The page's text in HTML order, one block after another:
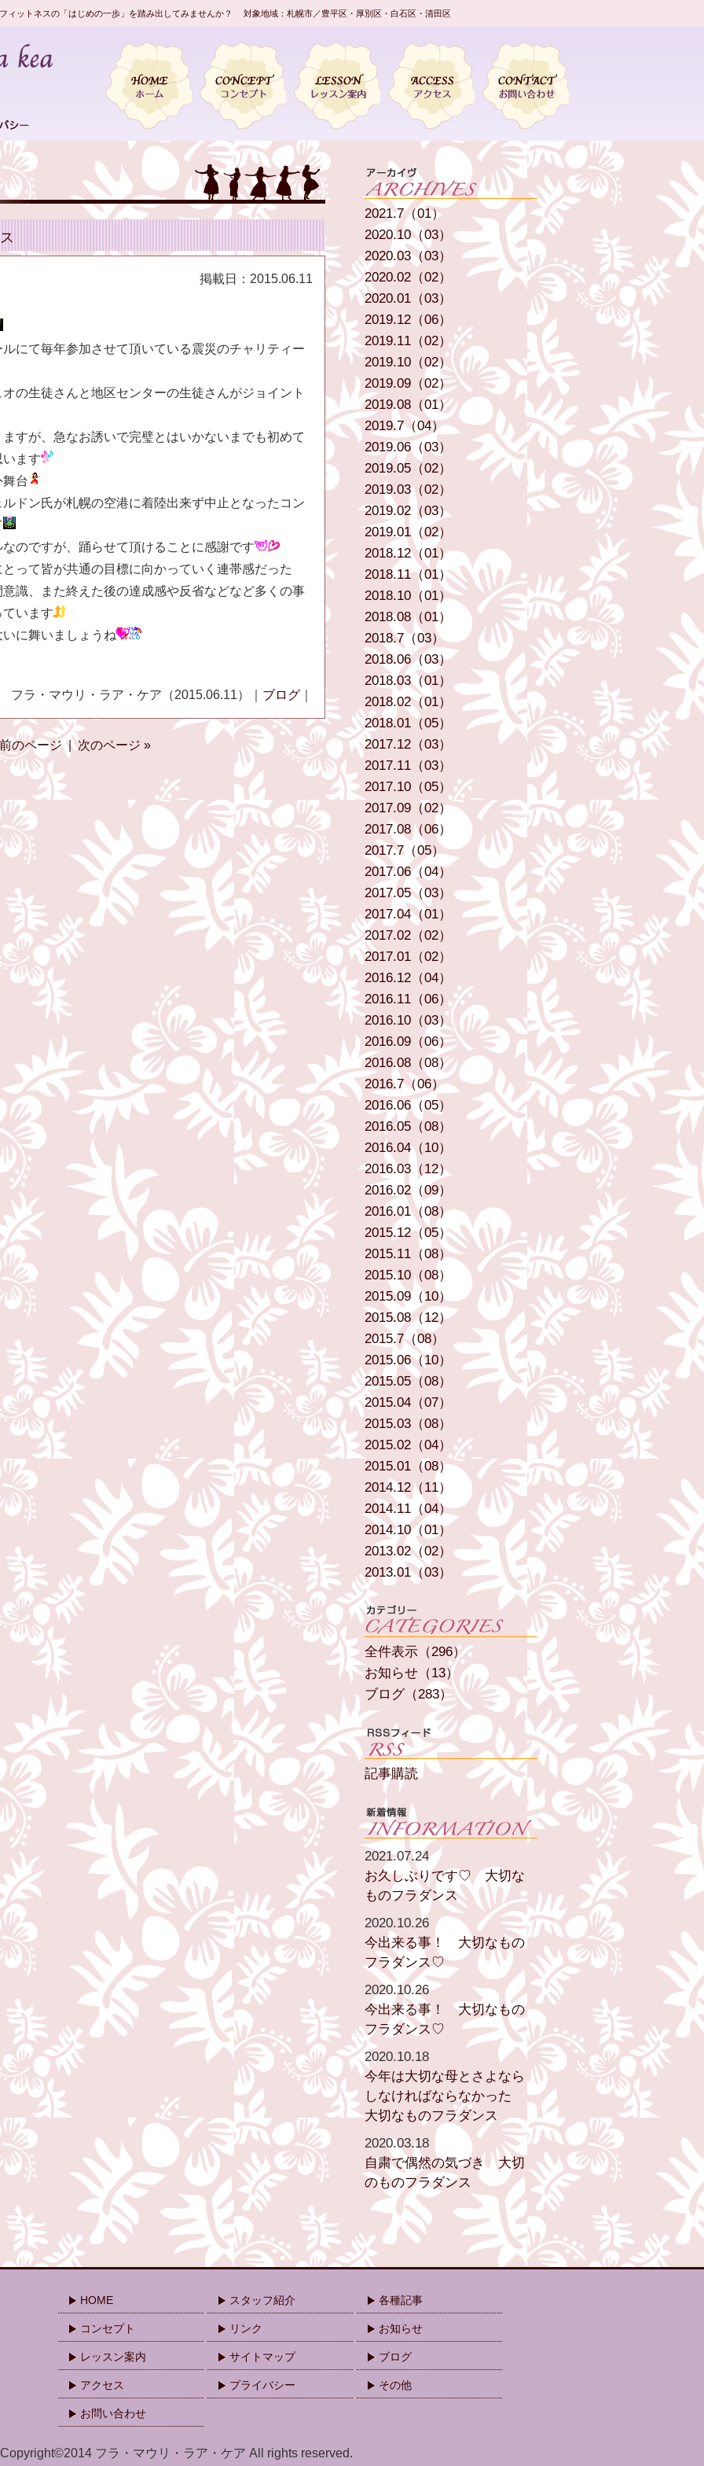
ィットネスの「はじめの一歩」を踏み出してみませんか？ 対象地域：札幌市／豊平区・厚別区・白石区・清田区
掲載日： 2015.06.11
にて毎年参加させて頂いている震災のチャリティー
の生徒さんと地区センターの生徒さんがジョイント
すが、急なお誘いで完璧とはいかないまでも初めて
ます
台
ドン氏が札幌の空港に着陸出来ず中止となったコン
のですが、踊らせて頂けることに感謝です
って皆が共通の目標に向かっていく連帯感だった
識、また終えた後の達成感や反省などなど多くの事
います
に舞いましょうね
フラ・マウリ・ラア・ケア（2015.06.11）｜ ブログ
のページ|次のページ »
2021.7（01）
2020.10（03）
2020.03（03）
2020.02（02）
2020.01（03）
2019.12（06）
2019.11（02）
2019.10（02）
2019.09（02）
2019.08（01）
2019.7（04）
2019.06（03）
2019.05（02）
2019.03（02）
2019.02（03）
2019.01（02）
2018.12（01）
2018.11（01）
2018.10（01）
2018.08（01）
2018.7（03）
2018.06（03）
2018.03（01）
2018.02（01）
2018.01（05）
2017.12（03）
2017.11（03）
2017.10（05）
2017.09（02）
2017.08（06）
2017.7（05）
2017.06（04）
2017.05（03）
2017.04（01）
2017.02（02）
2017.01（02）
2016.12（04）
2016.11（06）
2016.10（03）
2016.09（06）
2016.08（08）
2016.7（06）
2016.06（05）
2016.05（08）
2016.04（10）
2016.03（12）
2016.02（09）
2016.01（08）
2015.12（05）
2015.11（08）
2015.10（08）
2015.09（10）
2015.08（12）
2015.7（08）
2015.06（10）
2015.05（08）
2015.04（07）
2015.03（08）
2015.02（04）
2015.01（08）
2014.12（11）
2014.11（04）
2014.10（01）
2013.02（02）
2013.01（03）
全件表示（296）
お知らせ（13）
ブログ（283）
記事購読
2021.07.24
お久しぶりです♡ 大切な
ものフラダンス
2020.10.26
今出来る事！ 大切なもの
フラダンス♡
2020.10.26
今出来る事！ 大切なもの
フラダンス♡
2020.10.18
今年は大切な母とさよなら
しなければならなかった
大切なものフラダンス
2020.03.18
自粛で偶然の気づき 大切
のものフラダンス
HOME
コンセプト
レッスン案内
アクセス
お問い合わせ
スタッフ紹介
リンク
サイトマップ
プライバシー
各種記事
お知らせ
ブログ
その他
Copyright©2014 フラ・マウリ・ラア・ケア All rights reserved.